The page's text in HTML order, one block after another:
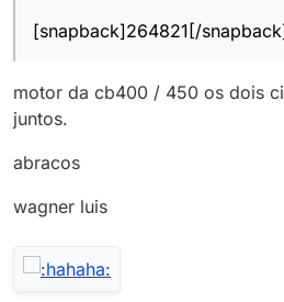
[snapback]264821[/
motor da cb400 / 450 os dois
juntos.
abracos
wagner luis